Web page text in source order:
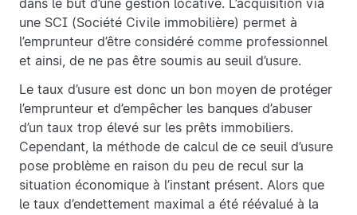
dans le but d’une gestion locative. L’acquisition via
une SCI (Société Civile immobilière) permet à
l’emprunteur d’être considéré comme professionnel
et ainsi, de ne pas être soumis au seuil d’usure.
Le taux d’usure est donc un bon moyen de protéger
l’emprunteur et d’empêcher les banques d’abuser
d’un taux trop élevé sur les prêts immobiliers.
Cependant, la méthode de calcul de ce seuil d’usure
pose problème en raison du peu de recul sur la
situation économique à l’instant présent. Alors que
le taux d’endettement maximal a été réévalué à la